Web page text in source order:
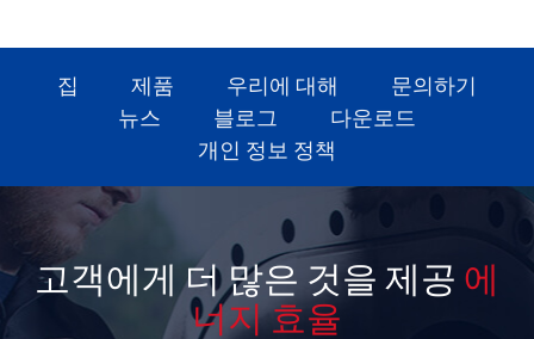
집 제품 우리에 대해
문의하기
뉴스
블로그
다운로드
개인 정보 정책
고객에게 더 많은 것을 제공 에
너지 효율